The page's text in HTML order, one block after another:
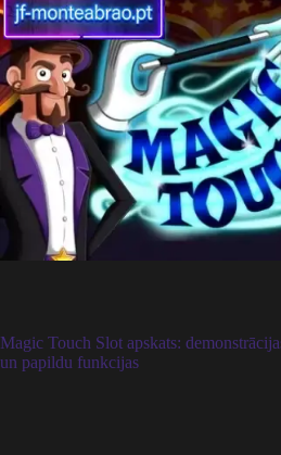
Magic Touch Slot apskats:
un papildu funkcijas